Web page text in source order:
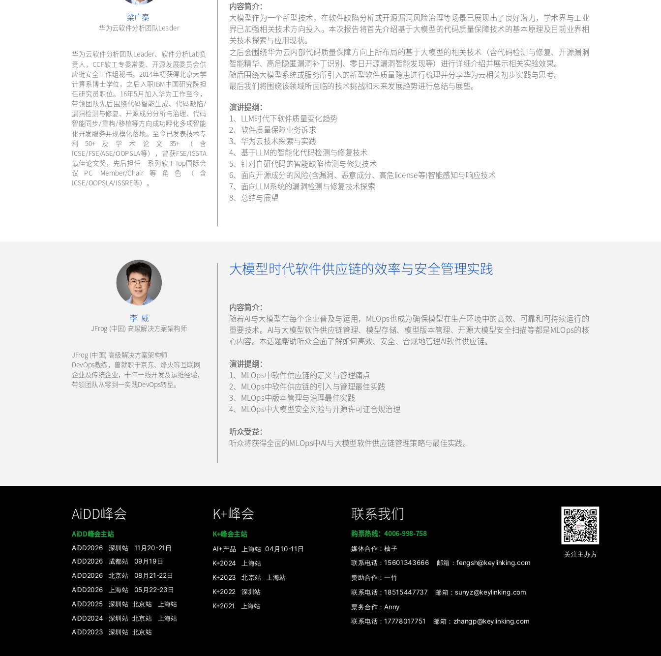
梁广泰
华为云软件分析团队Leader
内容简介：
大模型作为一个新型技术，在软件缺陷分析或开源漏洞风险治理等场景已展现出了良好潜力，学术界与工业
界已加强相关技术方向投入。本次报告将首先介绍基于大模型的代码质量保障技术的基本原理及目前业界相
关技术探索与应用现状。
之后会围绕华为云内部代码质量保障方向上所布局的基于大模型的相关技术（含代码检测与修复、开源漏洞
智能精华、高危隐匿漏洞补丁识别、零日开源漏洞智能发现等）进行详细介绍并展示相关实验效果。
随后围绕大模型系统或服务所引入的新型软件质量隐患进行梳理并分享华为云相关初步实践与思考。
最后我们将围绕该领域所面临的技术挑战和未来发展趋势进行总结与展望。
演讲提纲：
1、LLM时代下软件质量变化趋势
2、软件质量保障业务诉求
3、华为云技术探索与实践
4、基于LLM的智能化代码检测与修复技术
5、针对自研代码的智能缺陷检测与修复技术
6、面向开源成分的风险(含漏洞、恶意成分、高危license等)智能感知与响应技术
7、面向LLM系统的漏洞检测与修复技术探索
8、总结与展望
华为云软件分析团队Leader、软件分析Lab负
责人，CCF软工专委常委、开源发展委员会供
应链安全工作组秘书。2014年初获得北京大学
计算系博士学位，之后入职IBM中国研究院担
任研究员职位。16年5月加入华为工作至今，
带领团队先后围绕代码智能生成、代码缺陷/
漏洞检测与修复、开源成分分析与治理、代码
智能同步/重构/移植等方向成功孵化多项智能
化开发服务并规模化落地。至今已发表技术专
利50+及学术论文35+（含
ICSE/FSE/ASE/OOPSLA等），曾获FSE/ISSTA
最佳论文奖，先后担任一系列软工Top国际会
议PC Member/Chair等角色（含
ICSE/OOPSLA/ISSRE等）。
大模型时代软件供应链的效率与安全管理实践
李 威
JFrog (中国) 高级解决方案架构师
内容简介：
随着AI与大模型在每个企业普及与运用，MLOps也成为确保模型在生产环境中的高效、可靠和可持续运行的
重要技术。AI与大模型软件供应链管理、模型存储、模型版本管理、开源大模型安全扫描等都是MLOps的核
心内容。本话题帮助听众全面了解如何高效、安全、合规地管理AI软件供应链。
演讲提纲：
1、MLOps中软件供应链的定义与管理痛点
2、MLOps中软件供应链的引入与管理最佳实践
3、MLOps中版本管理与治理最佳实践
4、MLOps中大模型安全风险与开源许可证合规治理
听众受益：
听众将获得全面的MLOps中AI与大模型软件供应链管理策略与最佳实践。
JFrog (中国) 高级解决方案架构师
DevOps教练，曾就职于京东、烽火等互联网
企业及传统企业，十年一线开发及运维经验，
带领团队从零到一实践DevOps转型。
AiDD峰会 K+峰会 联系我们
购票热线：4006-998-758
媒体合作：柚子
联系电话：15601343666 邮箱：fengsh@keylinking.com
赞助合作：一竹
联系电话：18515447737 邮箱：sunyz@keylinking.com
票务合作：Anny
联系电话：17778017751 邮箱：zhangp@keylinking.com
AiDD峰会主站 K+峰会主站
北京站
AI+产品 上海站 04月10-11日
K+2021 上海站
K+2022 深圳站
上海站
K+2023 北京站
K+2024 上海站
AiDD2023 深圳站
上海站
上海站
北京站
北京站
AiDD2024 深圳站
AiDD2025 深圳站
AiDD2026 上海站 05月22-23日
AiDD2026 北京站 08月21-22日
AiDD2026 成都站 09月19日
AiDD2026 深圳站 11月20-21日
关注主办方